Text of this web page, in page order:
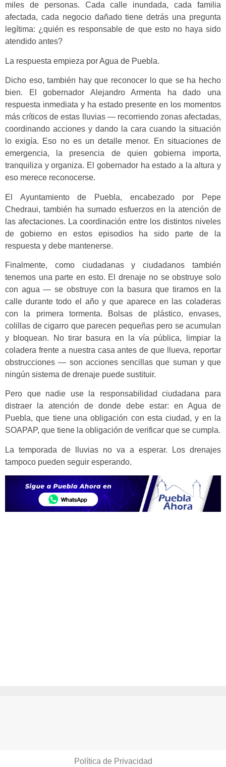
miles de personas. Cada calle inundada, cada familia
afectada, cada negocio dañado tiene detrás una pregunta
legítima: ¿quién es responsable de que esto no haya sido
atendido antes?
La respuesta empieza por Agua de Puebla.
Dicho eso, también hay que reconocer lo que se ha hecho
bien. El gobernador Alejandro Armenta ha dado una
respuesta inmediata y ha estado presente en los momentos
más críticos de estas lluvias — recorriendo zonas afectadas,
coordinando acciones y dando la cara cuando la situación
lo exigía. Eso no es un detalle menor. En situaciones de
emergencia, la presencia de quien gobierna importa,
tranquiliza y organiza. El gobernador ha estado a la altura y
eso merece reconocerse.
El Ayuntamiento de Puebla, encabezado por Pepe
Chedraui, también ha sumado esfuerzos en la atención de
las afectaciones. La coordinación entre los distintos niveles
de gobierno en estos episodios ha sido parte de la
respuesta y debe mantenerse.
Finalmente, como ciudadanas y ciudadanos también
tenemos una parte en esto. El drenaje no se obstruye solo
con agua — se obstruye con la basura que tiramos en la
calle durante todo el año y que aparece en las coladeras
con la primera tormenta. Bolsas de plástico, envases,
colillas de cigarro que parecen pequeñas pero se acumulan
y bloquean. No tirar basura en la vía pública, limpiar la
coladera frente a nuestra casa antes de que llueva, reportar
obstrucciones — son acciones sencillas que suman y que
ningún sistema de drenaje puede sustituir.
Pero que nadie use la responsabilidad ciudadana para
distraer la atención de donde debe estar: en Agua de
Puebla, que tiene una obligación con esta ciudad, y en la
SOAPAP, que tiene la obligación de verificar que se cumpla.
La temporada de lluvias no va a esperar. Los drenajes
tampoco pueden seguir esperando.
Política de Privacidad